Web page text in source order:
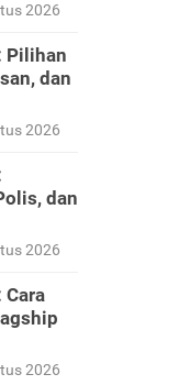
2026
Pilihan
dan
2026
dan
2026
2026